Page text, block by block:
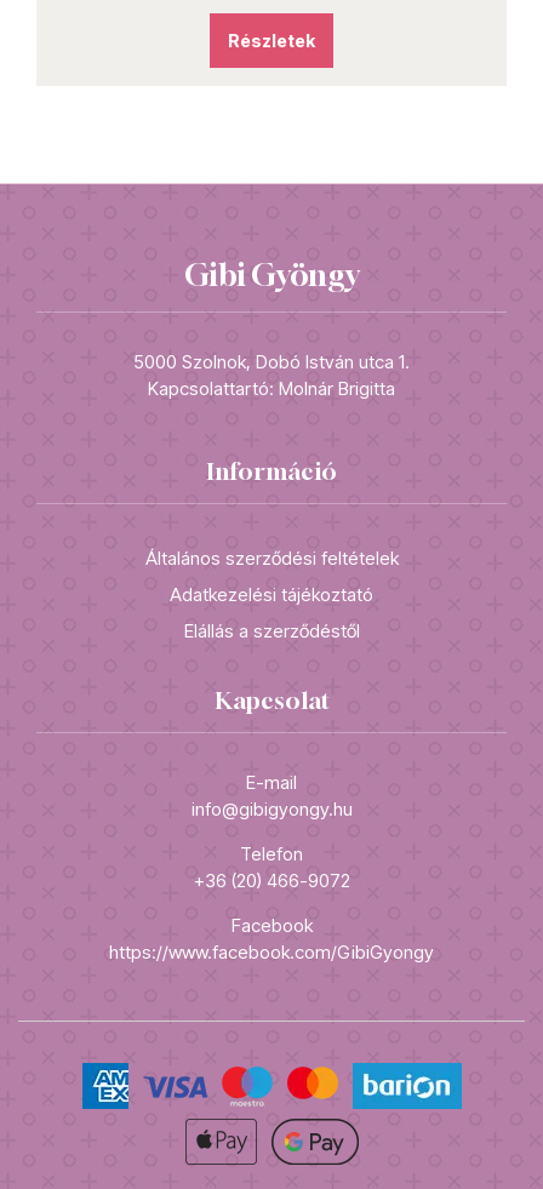
Részletek
Gibi Gyöngy
5000 Szolnok, Dobó István utca 1.
Kapcsolattartó: Molnár Brigitta
Információ
Általános szerződési feltételek
Adatkezelési tájékoztató
Elállás a szerződéstől
Kapcsolat
E-mail
info@gibigyongy.hu
Telefon
+36 (20) 466-9072
Facebook
https://www.facebook.com/GibiGyongy